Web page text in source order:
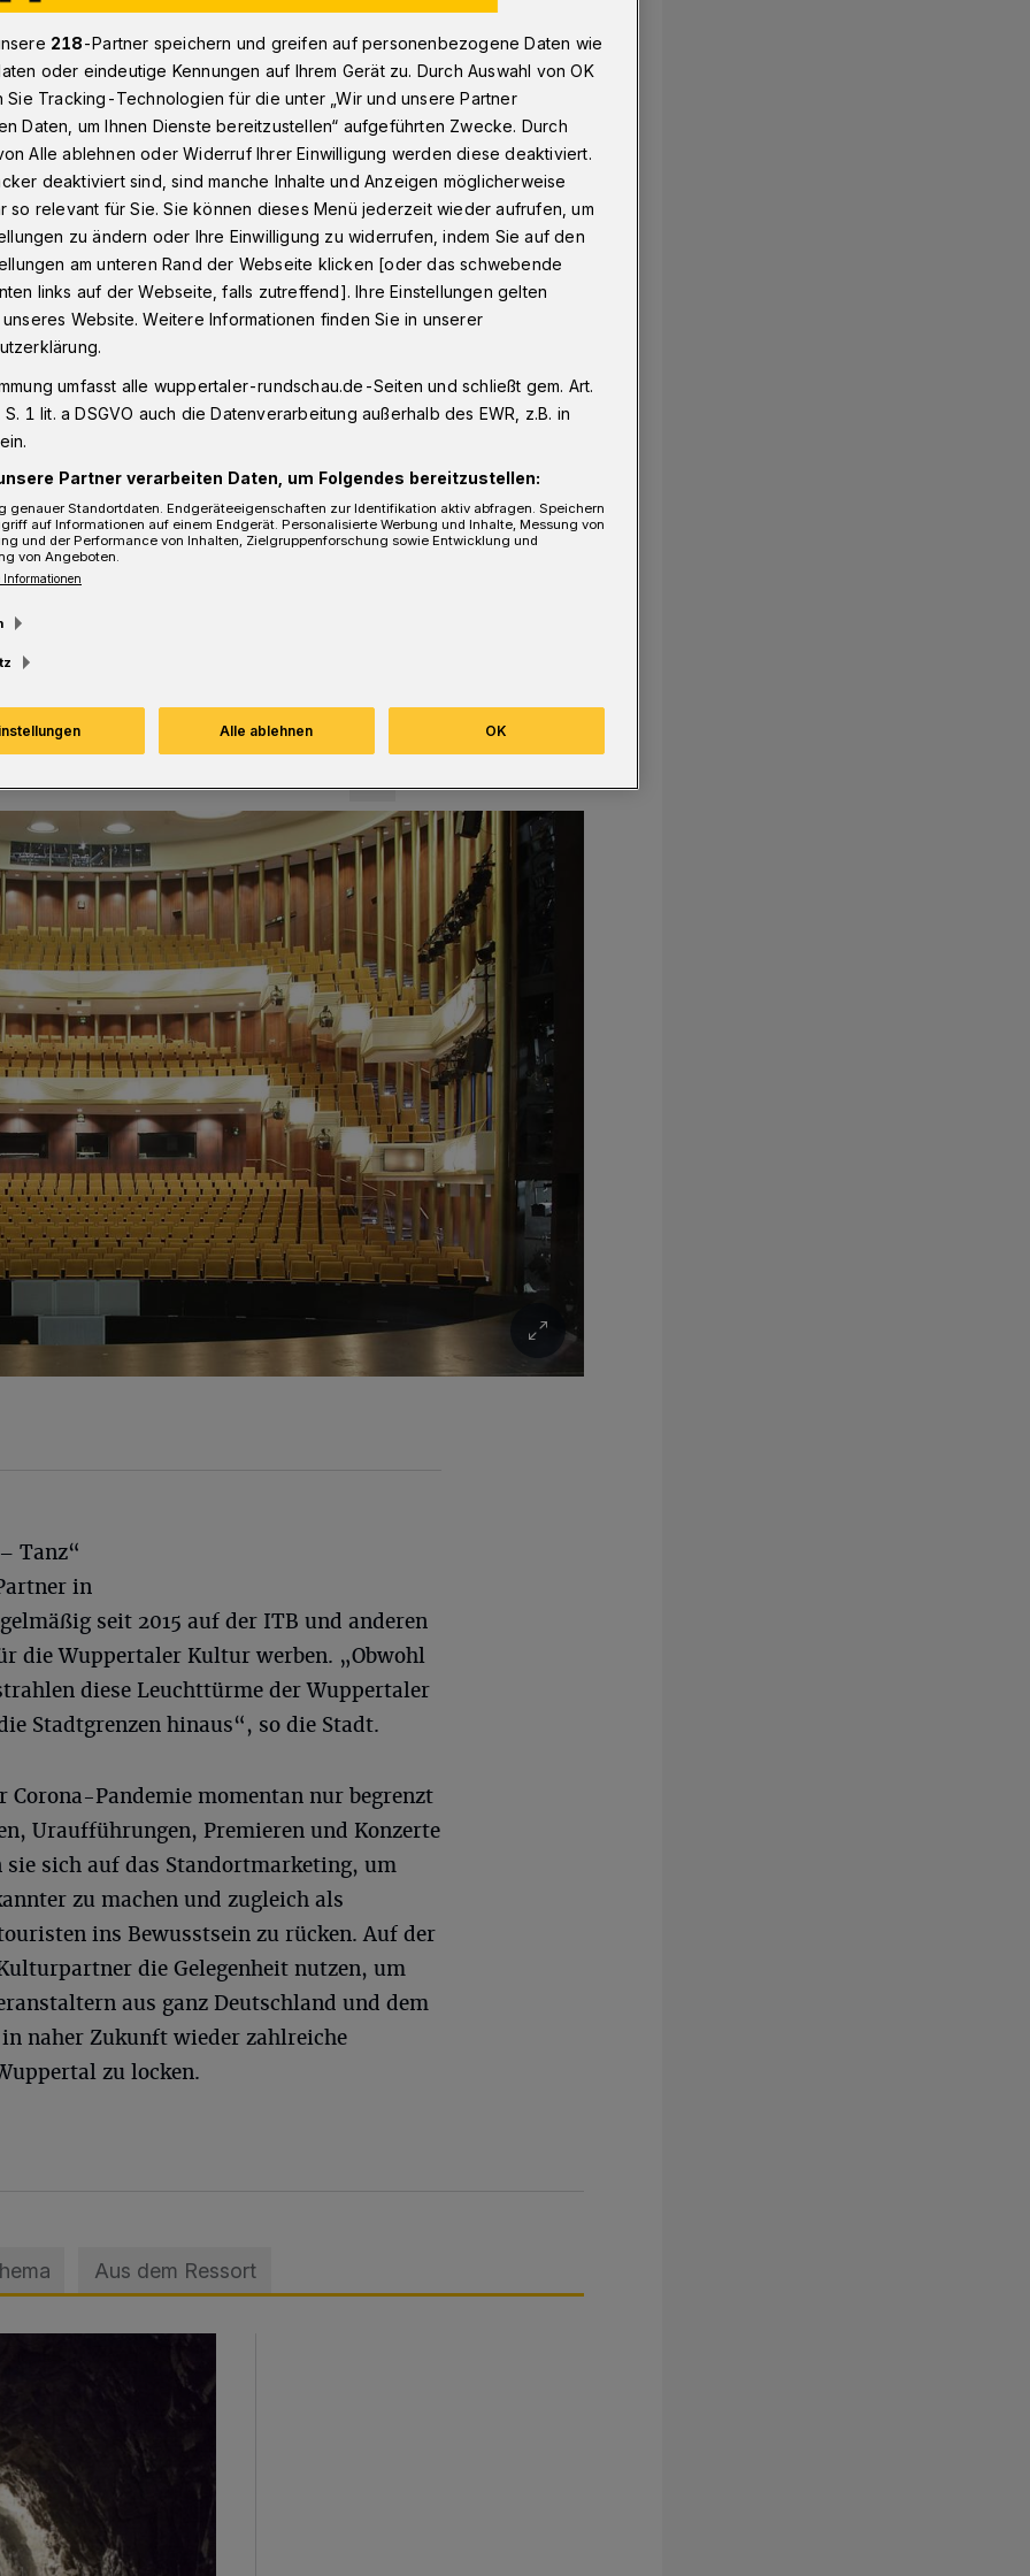
– Musik – Tanz“ als Marke auf der „ITB Berlin Now“
– Musik –
Mal findet vom 9. bis 12. März 2021
die Internationale
virtuell statt. Sie heißt „ITB Berlin Now“.
Kulturpartner – das
die Historische Stadthalle, der
Wuppertaler Bühnen sowie das Von
unter dem Dach von
Tanz“
in
seit 2015 auf der ITB und anderen
die Wuppertaler Kultur werben. „Obwohl
diese Leuchttürme der Wuppertaler
Stadtgrenzen hinaus“, so die Stadt.
Corona-Pandemie momentan nur begrenzt
Uraufführungen, Premieren und Konzerte
sich auf das Standortmarketing, um
zu machen und zugleich als
ins Bewusstsein zu rücken. Auf der
die Gelegenheit nutzen, um
aus ganz Deutschland und dem
naher Zukunft wieder zahlreiche
zu locken.
Aus dem Ressort
218-Partner speichern und greifen auf personenbezogene Daten wie
oder eindeutige Kennungen auf Ihrem Gerät zu. Durch Auswahl von OK
Sie Tracking-Technologien für die unter „Wir und unsere Partner
Daten, um Ihnen Dienste bereitzustellen“ aufgeführten Zwecke. Durch
Alle ablehnen oder Widerruf Ihrer Einwilligung werden diese deaktiviert.
deaktiviert sind, sind manche Inhalte und Anzeigen möglicherweise
so relevant für Sie. Sie können dieses Menü jederzeit wieder aufrufen, um
zu ändern oder Ihre Einwilligung zu widerrufen, indem Sie auf den
am unteren Rand der Webseite klicken [oder das schwebende
links auf der Webseite, falls zutreffend]. Ihre Einstellungen gelten
Website. Weitere Informationen finden Sie in unserer
umfasst alle wuppertaler-rundschau.de-Seiten und schließt gem. Art.
1 lit. a DSGVO auch die Datenverarbeitung außerhalb des EWR, z.B. in
Partner verarbeiten Daten, um Folgendes bereitzustellen:
genauer Standortdaten. Endgeräteeigenschaften zur Identifikation aktiv abfragen. Speichern
auf Informationen auf einem Endgerät. Personalisierte Werbung und Inhalte, Messung von
und der Performance von Inhalten, Zielgruppenforschung sowie Entwicklung und
von Angeboten.
Alle ablehnen OK